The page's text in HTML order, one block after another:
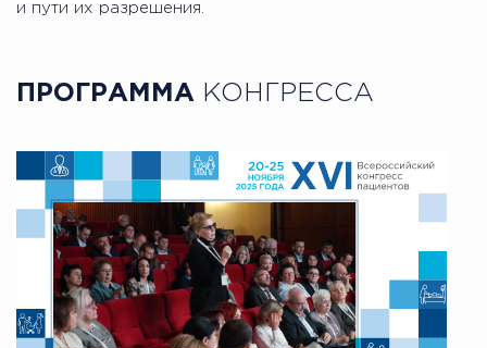
и пути их разрешения.
ПРОГРАММА КОНГРЕССА